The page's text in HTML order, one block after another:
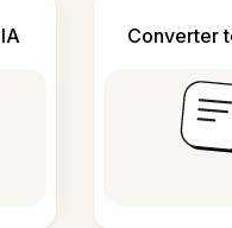
Converter